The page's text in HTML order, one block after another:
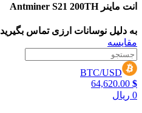
انت ماینر Antminer S21 200TH
به دلیل نوسانات ارزی تماس بگیرید
مقایسه
BTC/USD
$
64,620.00
0 ریال